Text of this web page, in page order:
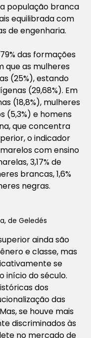
população branca
equilibrada com
de engenharia.
das formações
que as mulheres
(25%), estando
(29,68%). Em
(18,8%), mulheres
(5,3%) e homens
que concentra
o indicador
com ensino
3,17% de
brancas, 1,6%
negras.
de Geledés
ainda são
e classe, mas
se
início do século.
dos
das
se houve mais
discriminados às
no mercado de